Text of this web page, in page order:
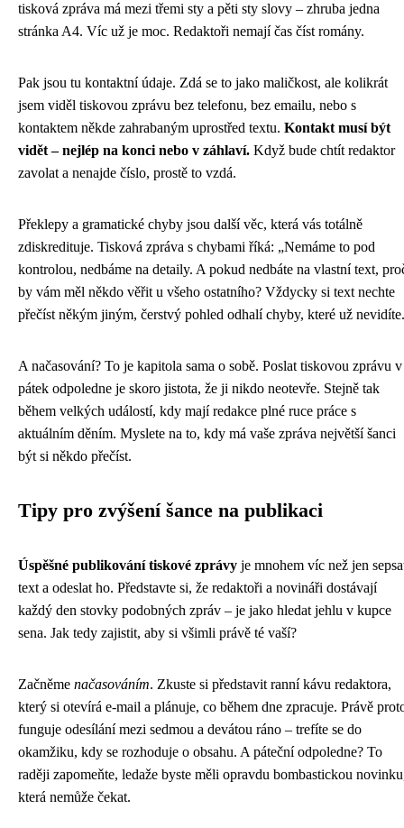
tisková zpráva má mezi třemi sty a pěti sty slovy – zhruba jedna
stránka A4. Víc už je moc. Redaktoři nemají čas číst romány.
Pak jsou tu kontaktní údaje. Zdá se to jako maličkost, ale kolikrát
jsem viděl tiskovou zprávu bez telefonu, bez emailu, nebo s
kontaktem někde zahrabaným uprostřed textu. Kontakt musí být
vidět – nejlép na konci nebo v záhlaví. Když bude chtít redaktor
zavolat a nenajde číslo, prostě to vzdá.
Překlepy a gramatické chyby jsou další věc, která vás totálně
zdiskredituje. Tisková zpráva s chybami říká: „Nemáme to pod
kontrolou, nedbáme na detaily. A pokud nedbáte na vlastní text,
by vám měl někdo věřit u všeho ostatního? Vždycky si text nechte
přečíst někým jiným, čerstvý pohled odhalí chyby, které už nevidíte.
A načasování? To je kapitola sama o sobě. Poslat tiskovou zprávu v
pátek odpoledne je skoro jistota, že ji nikdo neotevře. Stejně tak
během velkých událostí, kdy mají redakce plné ruce práce s
aktuálním děním. Myslete na to, kdy má vaše zpráva největší šanci
být si někdo přečíst.
Tipy pro zvýšení šance na publikaci
Úspěšné publikování tiskové zprávy je mnohem víc než jen
text a odeslat ho. Představte si, že redaktoři a novináři dostávají
každý den stovky podobných zpráv – je jako hledat jehlu v kupce
sena. Jak tedy zajistit, aby si všimli právě té vaší?
Začněme načasováním. Zkuste si představit ranní kávu redaktora,
který si otevírá e-mail a plánuje, co během dne zpracuje. Právě
funguje odesílání mezi sedmou a devátou ráno – trefíte se do
okamžiku, kdy se rozhoduje o obsahu. A páteční odpoledne? To
raději zapomeňte, ledaže byste měli opravdu bombastickou
která nemůže čekat.